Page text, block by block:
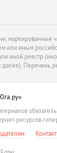
маркированные
или иным
иной реестр
далее). Перечень
ресурсов